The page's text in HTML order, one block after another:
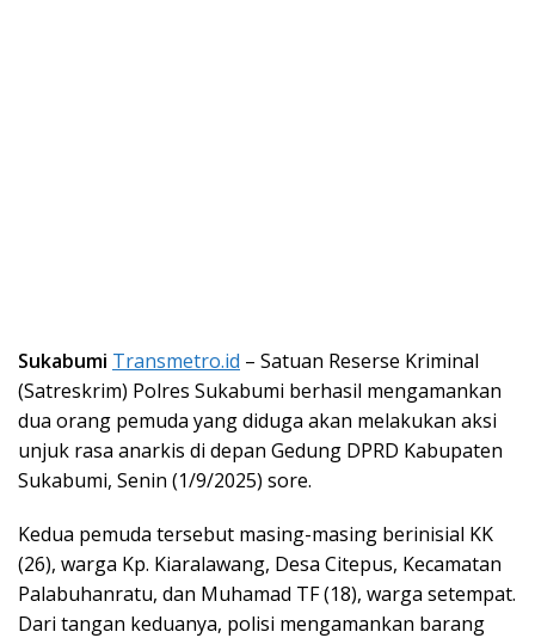
Sukabumi Transmetro.id – Satuan Reserse Kriminal
(Satreskrim) Polres Sukabumi berhasil mengamankan
dua orang pemuda yang diduga akan melakukan aksi
unjuk rasa anarkis di depan Gedung DPRD Kabupaten
Sukabumi, Senin (1/9/2025) sore.
Kedua pemuda tersebut masing-masing berinisial KK
(26), warga Kp. Kiaralawang, Desa Citepus, Kecamatan
Palabuhanratu, dan Muhamad TF (18), warga setempat.
Dari tangan keduanya, polisi mengamankan barang